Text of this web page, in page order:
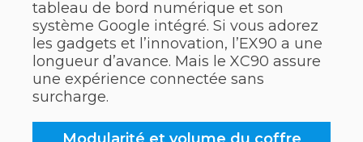
tableau de bord numérique et son
système Google intégré. Si vous adorez
les gadgets et l’innovation, l’EX90 a une
longueur d’avance. Mais le XC90 assure
une expérience connectée sans
surcharge.